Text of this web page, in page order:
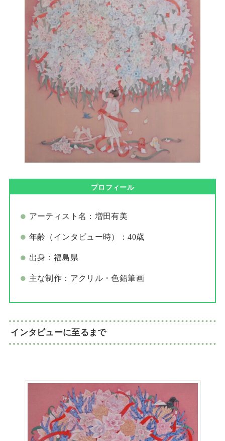
プロフィール
アーティスト名：増田有美
年齢（インタビュー時）：40歳
出身：福島県
主な制作：アクリル・色鉛筆画
インタビューに至るまで